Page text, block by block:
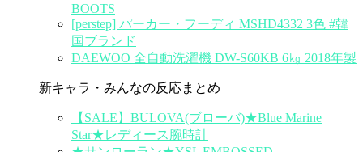
BOOTS
[perstep] パーカー・フーディ MSHD4332 3色 #韓
国ブランド
DAEWOO 全自動洗濯機 DW-S60KB 6㎏ 2018年製
新キャラ・みんなの反応まとめ
【SALE】BULOVA(ブローバ)★Blue Marine
Star★レディース腕時計